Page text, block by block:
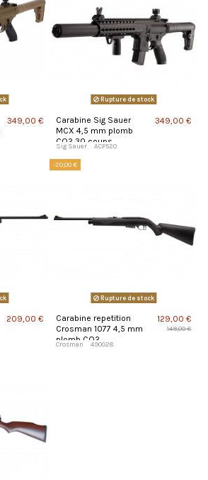
349,00 €
Rupture de stock
Carabine Sig Sauer
MCX 4,5 mm plomb
CO2 30 coups
Sig Sauer ACP520
349,00 €
209,00 €
-20,00 €
Rupture de stock
Carabine repetition
Crosman 1077 4,5 mm
plomb CO2
Crosman 490028
129,00 €
149,00 €